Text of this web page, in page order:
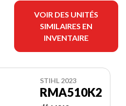
VOIR DES UNITÉS
SIMILAIRES EN
INVENTAIRE
STIHL 2023
RMA510K2